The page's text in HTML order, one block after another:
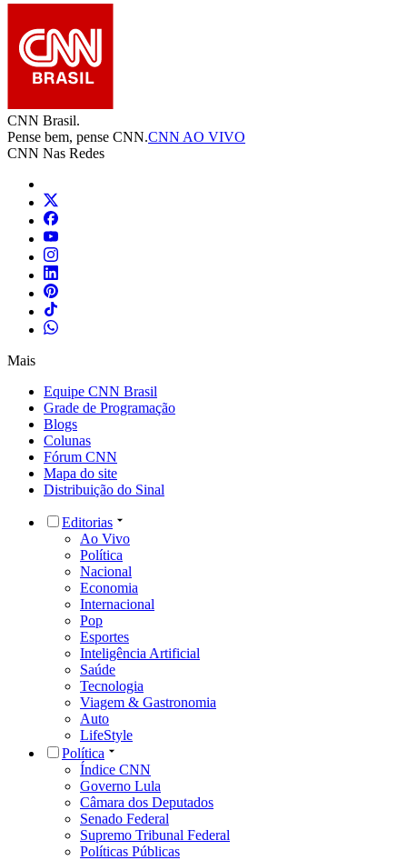
CNN Brasil.
Pense bem, pense CNN.CNN AO VIVO
CNN Nas Redes
Mais
Equipe CNN Brasil
Grade de Programação
Blogs
Colunas
Fórum CNN
Mapa do site
Distribuição do Sinal
Editorias
Ao Vivo
Política
Nacional
Economia
Internacional
Pop
Esportes
Inteligência Artificial
Saúde
Tecnologia
Viagem & Gastronomia
Auto
LifeStyle
Política
Índice CNN
Governo Lula
Câmara dos Deputados
Senado Federal
Supremo Tribunal Federal
Políticas Públicas